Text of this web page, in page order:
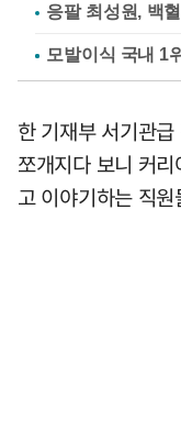
응팔 최성원, 백
한 기재부 서기관
쪼개지다 보니 커
고 이야기하는 직